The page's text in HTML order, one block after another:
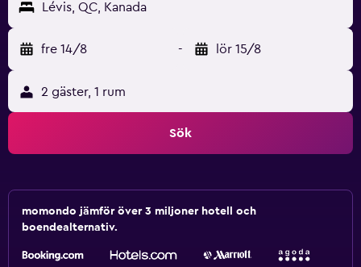
Lévis, QC, Kanada
fre 14/8 - lör 15/8
2 gäster, 1 rum
Sök
momondo jämför över 3 miljoner hotell och
boendealternativ.